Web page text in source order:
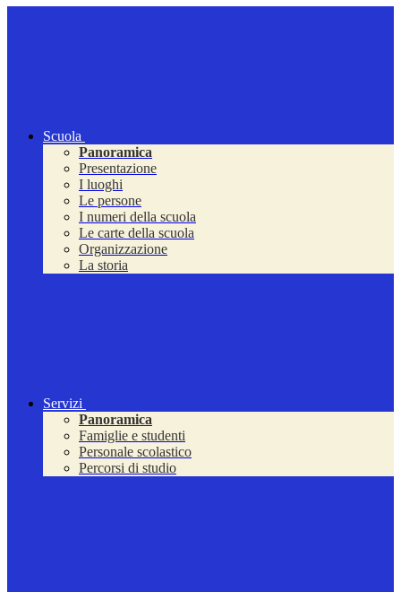
Scuola
Panoramica
Presentazione
I luoghi
Le persone
I numeri della scuola
Le carte della scuola
Organizzazione
La storia
Servizi
Panoramica
Famiglie e studenti
Personale scolastico
Percorsi di studio